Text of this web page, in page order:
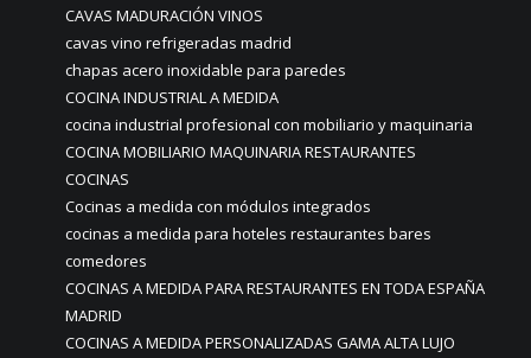
CAVAS MADURACIÓN VINOS
cavas vino refrigeradas madrid
chapas acero inoxidable para paredes
COCINA INDUSTRIAL A MEDIDA
cocina industrial profesional con mobiliario y maquinaria
COCINA MOBILIARIO MAQUINARIA RESTAURANTES
COCINAS
Cocinas a medida con módulos integrados
cocinas a medida para hoteles restaurantes bares
comedores
COCINAS A MEDIDA PARA RESTAURANTES EN TODA ESPAÑA
MADRID
COCINAS A MEDIDA PERSONALIZADAS GAMA ALTA LUJO